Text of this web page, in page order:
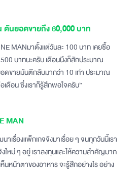
นยอดขายถึง 60,000 บาท
MANมาตั้งแต่วันละ 100 บาท เคยซื้อ
บาทนะครับ เดือนนึงก็สักประมาณ
ขายมันตีกลับมากว่า 10 เท่า ประมาณ
ดือน ซึ่งเราก็รู้สึกพอใจครับ”
MAN
าเรื่องแพ็กเกจจิงมาเรื่อย ๆ จนทุกวันนี้เรา
หม่ ๆ อยู่ เราลงทุนและให้ความสำคัญมาก
หน้าตาของอาหาร จะรู้สึกอย่างไร อย่าง